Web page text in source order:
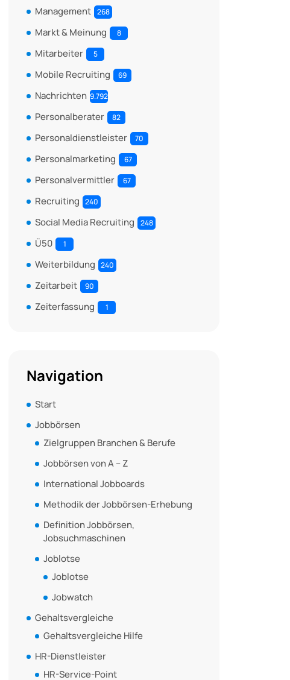
Management 268
Markt & Meinung 8
Mitarbeiter 5
Mobile Recruiting 69
Nachrichten 9.792
Personalberater 82
Personaldienstleister 70
Personalmarketing 67
Personalvermittler 67
Recruiting 240
Social Media Recruiting 248
Ü50 1
Weiterbildung 240
Zeitarbeit 90
Zeiterfassung 1
Navigation
Start
Jobbörsen
Zielgruppen Branchen & Berufe
Jobbörsen von A – Z
International Jobboards
Methodik der Jobbörsen-Erhebung
Definition Jobbörsen,
Jobsuchmaschinen
Joblotse
Joblotse
Jobwatch
Gehaltsvergleiche
Gehaltsvergleiche Hilfe
HR-Dienstleister
HR-Service-Point